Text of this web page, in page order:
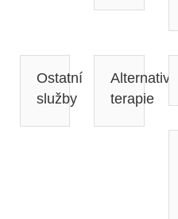
Ostatní
služby
Alternativní
terapie